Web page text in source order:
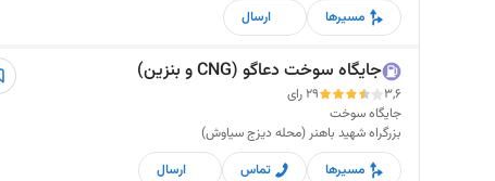
مسیرها
ارسال
جایگاه سوخت دعاگو (CNG و بنزین)
3,6
29 رای
جایگاه سوخت
بزرگراه شهید باهنر (محله دیزج سیاوش)
مسیرها
تماس ارسال